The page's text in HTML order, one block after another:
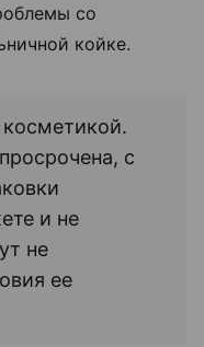
со
койке.
с
и не
не
ее